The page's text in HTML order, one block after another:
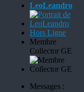
LeoLeandro
Hors Ligne
Membre
Collector GE
Messages :